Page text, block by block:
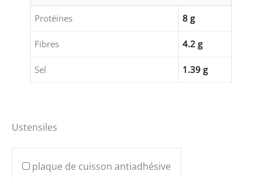
Protéines 8 g
Fibres 4.2 g
Sel 1.39 g
Ustensiles
plaque de cuisson antiadhésive